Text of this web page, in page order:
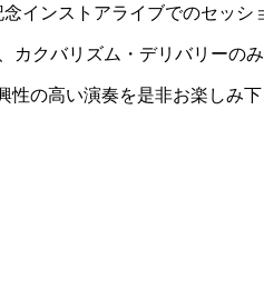
インストアライブでのセッ
クバリズム・デリバリーの
の高い演奏を是非お楽しみ下